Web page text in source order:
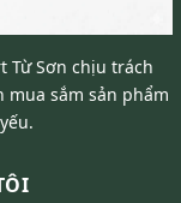
Từ Sơn chịu trách
mua sắm sản phẩm